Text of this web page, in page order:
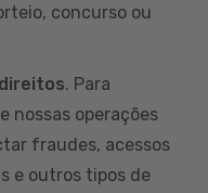
concurso ou
. Para
nossas operações
fraudes, acessos
e outros tipos de